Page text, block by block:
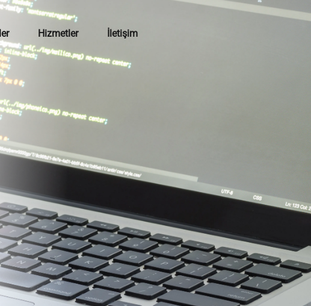
Hizmetler İletişim